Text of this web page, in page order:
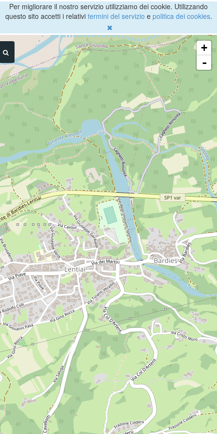
Per migliorare il nostro servizio utilizziamo dei cookie. Utilizzando
questo sito accetti i relativi termini del servizio e politica dei cookies.
+
-